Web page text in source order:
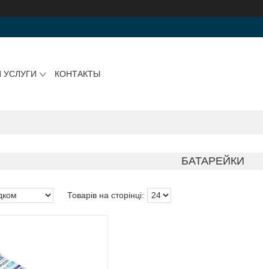
УСЛУГИ КОНТАКТЫ
БАТАРЕЙКИ